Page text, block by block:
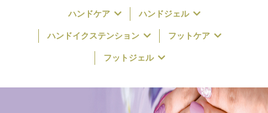
ハンドケア ハンドジェル
ハンドイクステンション フットケア
フットジェル